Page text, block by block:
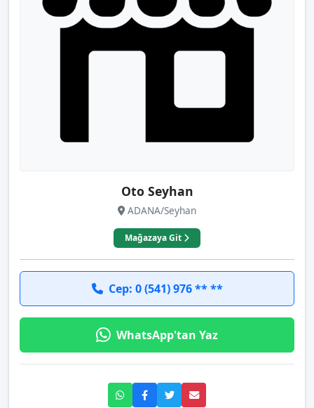
Oto Seyhan
ADANA/Seyhan
Mağazaya Git
Cep: 0 (541) 976 ** **
WhatsApp'tan Yaz